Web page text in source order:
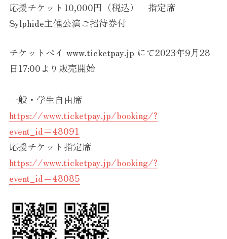
応援チケット10,000円（税込） 指定席
Sylphide主催公演ご招待券付
チケットペイ www.ticketpay.jp にて2023年9月28
日17:00より販売開始
一般・学生自由席
https://www.ticketpay.jp/booking/?
event_id=48091
応援チケット指定席
https://www.ticketpay.jp/booking/?
event_id=48085